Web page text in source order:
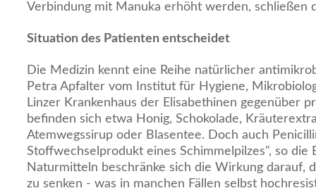
Verbindung mit Manuka erhöht werden, schließen
Situation des Patienten entscheidet
Die Medizin kennt eine Reihe natürlicher
Petra Apfalter vom Institut für Hygiene,
Linzer Krankenhaus der Elisabethinen gegenüber
befinden sich etwa Honig, Schokolade,
Atemwegssirup oder Blasentee. Doch auch
Stoffwechselprodukt eines Schimmelpilzes", so die
Naturmitteln beschränke sich die Wirkung darauf,
zu senken - was in manchen Fällen selbst